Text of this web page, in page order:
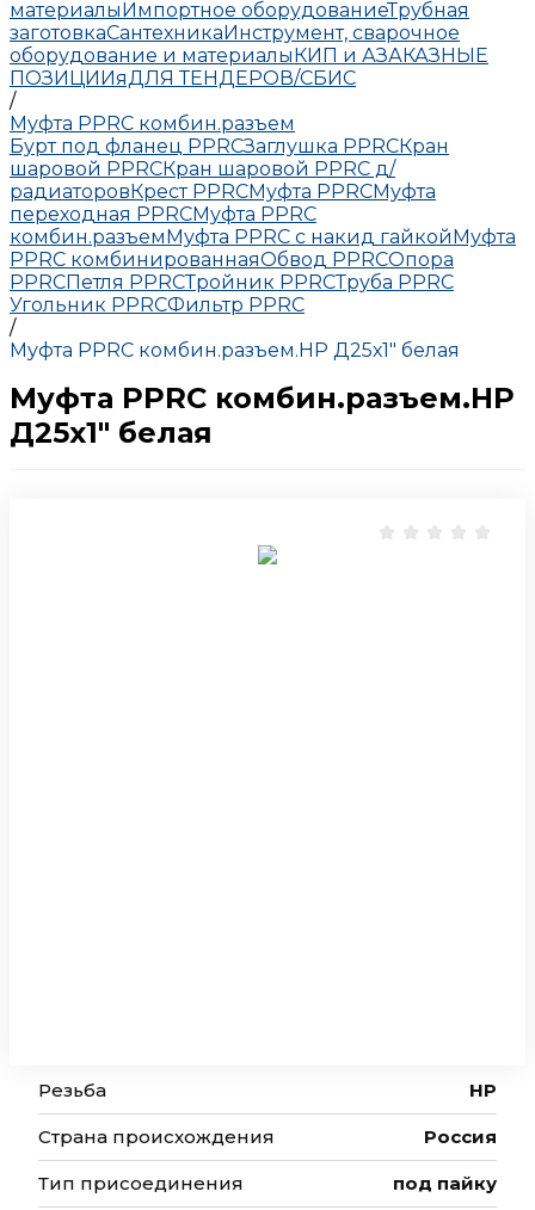
материалыИмпортное оборудованиеТрубная
заготовкаСантехникаИнструмент, сварочное
оборудование и материалыКИП и АЗАКАЗНЫЕ
ПОЗИЦИИяДЛЯ ТЕНДЕРОВ/СБИС
/
Муфта РРRC комбин.разъем
Бурт под фланец РРRCЗаглушка РРRCКран
шаровой PPRCКран шаровой PPRC д/
радиаторовКрест PPRCМуфта PPRCМуфта
переходная PPRCМуфта РРRC
комбин.разъемМуфта PPRC с накид гайкойМуфта
РРRC комбинированнаяОбвод РРRCОпора
РРRCПетля РРRCТройник РРRCТруба РРRC
Угольник РРRCФильтр PPRC
/
Муфта РРRC комбин.разъем.НР Д25х1" белая
Муфта РРRC комбин.разъем.НР
Д25х1" белая
Резьба НР
Страна происхождения Россия
Тип присоединения под пайку